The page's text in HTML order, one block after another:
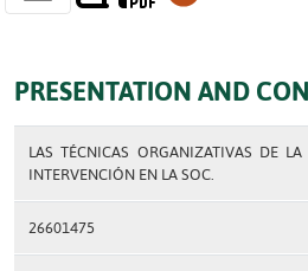
PRESENTATION AND
LAS TÉCNICAS ORGANIZATIVAS DE
INTERVENCIÓN EN LA SOC.
26601475